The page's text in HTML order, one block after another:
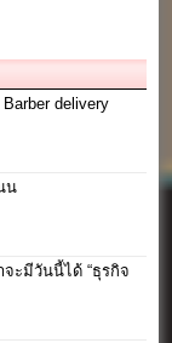
delivery
น
ะมีวันนี้ได้ “ธุรกิจ